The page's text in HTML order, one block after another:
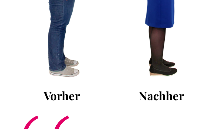
Vorher Nachher